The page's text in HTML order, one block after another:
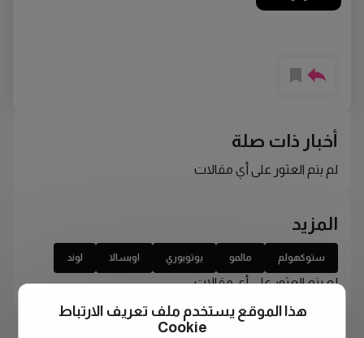
أخبار ذات صلة
لم يتم العثور على أي مقالات
المزيد
ستوكهولم مالمو يوتوبوري اوبسالا لوند
لم يتم العثور على أي مقالات
هذا الموقع يستخدم ملف تعريف الارتباط
Cookie